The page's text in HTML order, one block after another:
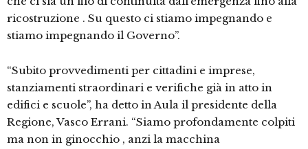
ricostruzione . Su questo ci stiamo impegnando e
stiamo impegnando il Governo”.
“Subito provvedimenti per cittadini e imprese,
stanziamenti straordinari e verifiche già in atto in
edifici e scuole”, ha detto in Aula il presidente della
Regione, Vasco Errani. “Siamo profondamente colpiti
ma non in ginocchio , anzi la macchina